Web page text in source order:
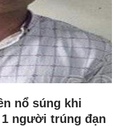
nổ súng khi
người trúng đạn